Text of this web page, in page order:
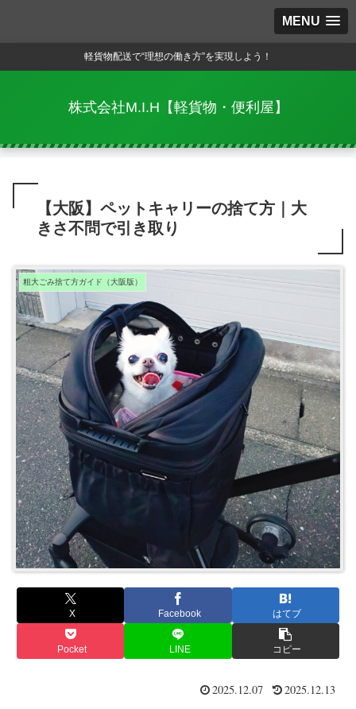
MENU
軽貨物配送で“理想の働き方”を実現しよう！
株式会社M.I.H【軽貨物・便利屋】
【大阪】ペットキャリーの捨て方｜大
きさ不問で引き取り
粗大ごみ捨て方ガイド（大阪版）
X Facebook はてブ
Pocket LINE コピー
2025.12.07 2025.12.13